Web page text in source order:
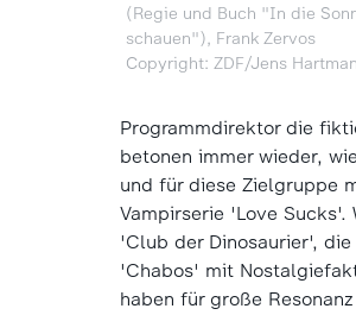
(Regie und Buch "In die
schauen"), Frank Zervos
Copyright: ZDF/Jens
Programmdirektor die
betonen immer wieder,
und für diese Zielgruppe
Vampirserie 'Love
'Club der Dinosaurier',
'Chabos' mit
haben für große